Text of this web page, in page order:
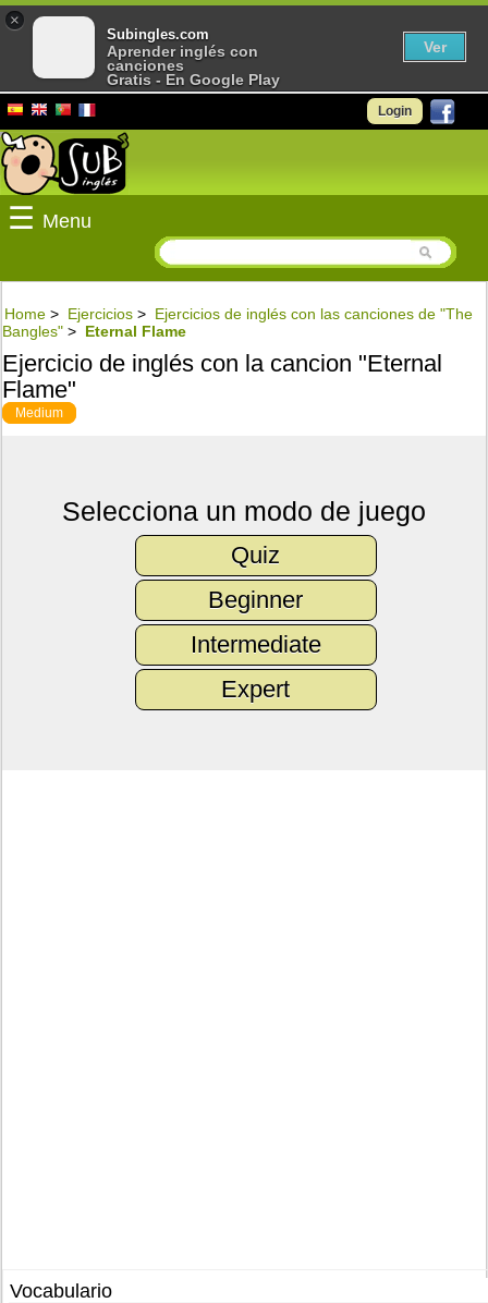
Login
☰ Menu
Home > Ejercicios > Ejercicios de inglés con las canciones de "The
Bangles" > Eternal Flame
Ejercicio de inglés con la cancion "Eternal
Flame"
Medium
Selecciona un modo de juego
Quiz
Beginner
Intermediate
Expert
Vocabulario
×
Subingles.com
Aprender inglés con
canciones
Gratis - En Google Play
Ver